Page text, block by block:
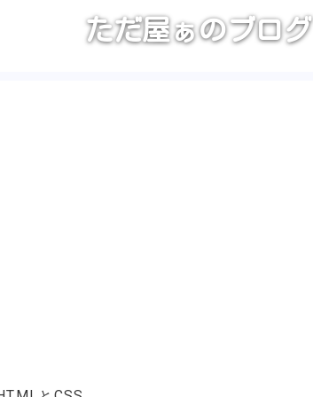
ただ屋ぁのブログ